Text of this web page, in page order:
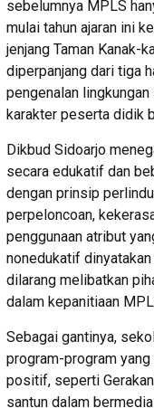
sebelumnya MPLS
mulai tahun ajaran ini
jenjang Taman Kanak-
diperpanjang dari tiga
pengenalan
karakter peserta didik
Dikbud Sidoarjo
secara edukatif dan
dengan prinsip
perpeloncoan,
penggunaan atribut
nonedukatif
dilarang melibatkan
dalam kepanitiaan
Sebagai gantinya,
program-program
positif, seperti
santun dalam